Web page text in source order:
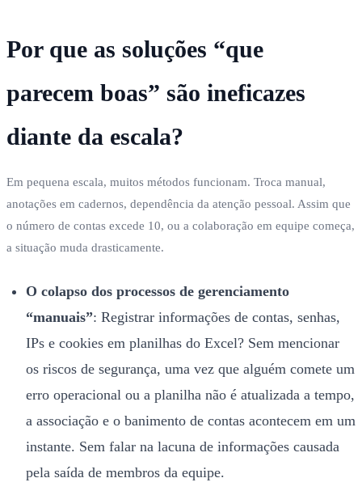
Por que as soluções “que
parecem boas” são ineficazes
diante da escala?
Em pequena escala, muitos métodos funcionam. Troca manual,
anotações em cadernos, dependência da atenção pessoal. Assim que
o número de contas excede 10, ou a colaboração em equipe começa,
a situação muda drasticamente.
O colapso dos processos de gerenciamento
“manuais”: Registrar informações de contas, senhas,
IPs e cookies em planilhas do Excel? Sem mencionar
os riscos de segurança, uma vez que alguém comete um
erro operacional ou a planilha não é atualizada a tempo,
a associação e o banimento de contas acontecem em um
instante. Sem falar na lacuna de informações causada
pela saída de membros da equipe.